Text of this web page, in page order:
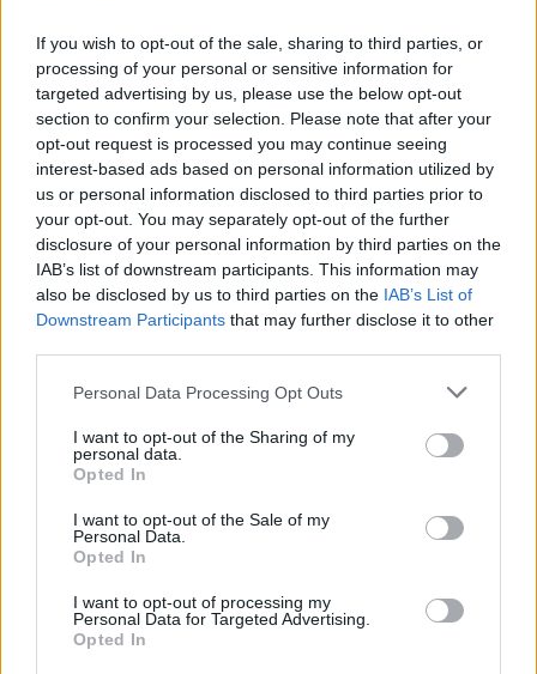
If you wish to opt-out of the sale, sharing to third parties, or
processing of your personal or sensitive information for
targeted advertising by us, please use the below opt-out
section to confirm your selection. Please note that after your
opt-out request is processed you may continue seeing
interest-based ads based on personal information utilized by
us or personal information disclosed to third parties prior to
your opt-out. You may separately opt-out of the further
disclosure of your personal information by third parties on the
IAB’s list of downstream participants. This information may
also be disclosed by us to third parties on the IAB’s List of
Downstream Participants that may further disclose it to other
Personal Data Processing Opt Outs
I want to opt-out of the Sharing of my
personal data.
Opted In
I want to opt-out of the Sale of my
Personal Data.
Opted In
I want to opt-out of processing my
Personal Data for Targeted Advertising.
Opted In
Aurinko nousee Eilatissa tänään kello06:03ja laskee kello
19:28. Nouseva aurinko alkaa siintää horisontissa
suunnassa 70 astetta (itä) ja laskeva aurinko painuu
mailleen horisonttiin suunnassa 290 astetta (länsi).
Kuinka nopeasti Eilatissa tulee pimeä
Eilatissa on hämärää vielä25 minuuttiaauringonlaskun
jälkeen ja aamu alkaa sarastaa saman verran ennen
auringonnousua. Auringon laskettua Eilatissa tulee pimeä
nopeammin kuin Suomessa, ero Etelä-Suomeen on 32
minuuttia. Yleisesti ottaen, hämärän aika on sitä lyhyempi,
mitä lähempänä päiväntasaajaa ollaan.
Kesä- ja talviaika
maaliskuuta, ja takaisin talviaikaan palataan
lokakuuta. Kelloja siirretään kesäajan takia 1 tunnilla.